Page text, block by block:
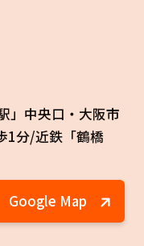
」中央口・大阪市
1分/近鉄「鶴橋
Google Map